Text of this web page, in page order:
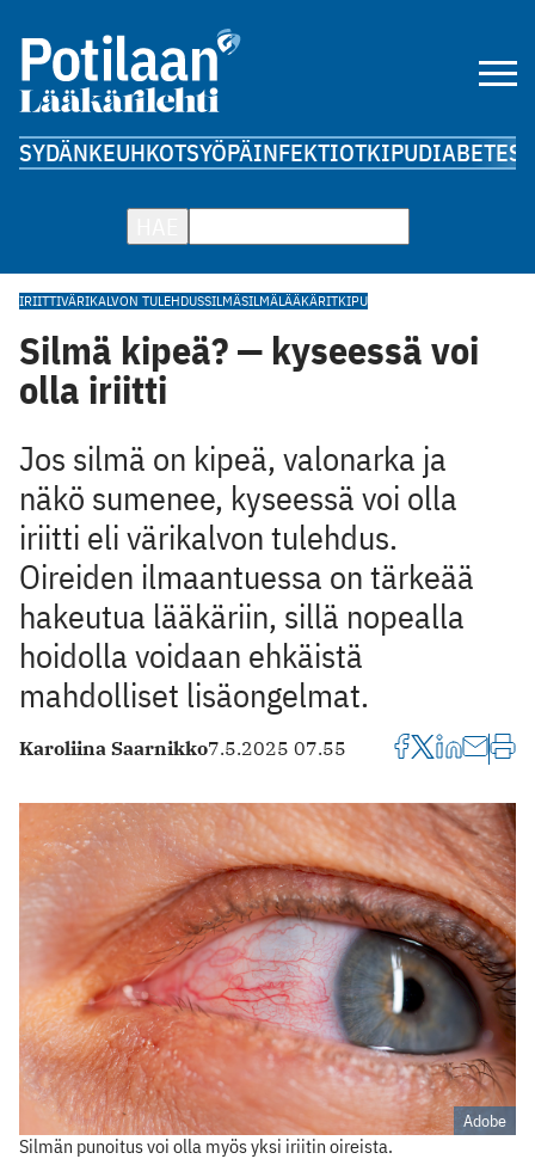
SYDÄNKEUHKOTSYÖPÄINFEKTIOTKIPUDIABETES
IRIITTIVÄRIKALVON TULEHDUSSILMÄSILMÄLÄÄKÄRITKIPU
Silmä kipeä? — kyseessä voi
olla iriitti
Jos silmä on kipeä, valonarka ja
näkö sumenee, kyseessä voi olla
iriitti eli värikalvon tulehdus.
Oireiden ilmaantuessa on tärkeää
hakeutua lääkäriin, sillä nopealla
hoidolla voidaan ehkäistä
mahdolliset lisäongelmat.
Karoliina Saarnikko7.5.2025 07.55
Adobe
Silmän punoitus voi olla myös yksi iriitin oireista.